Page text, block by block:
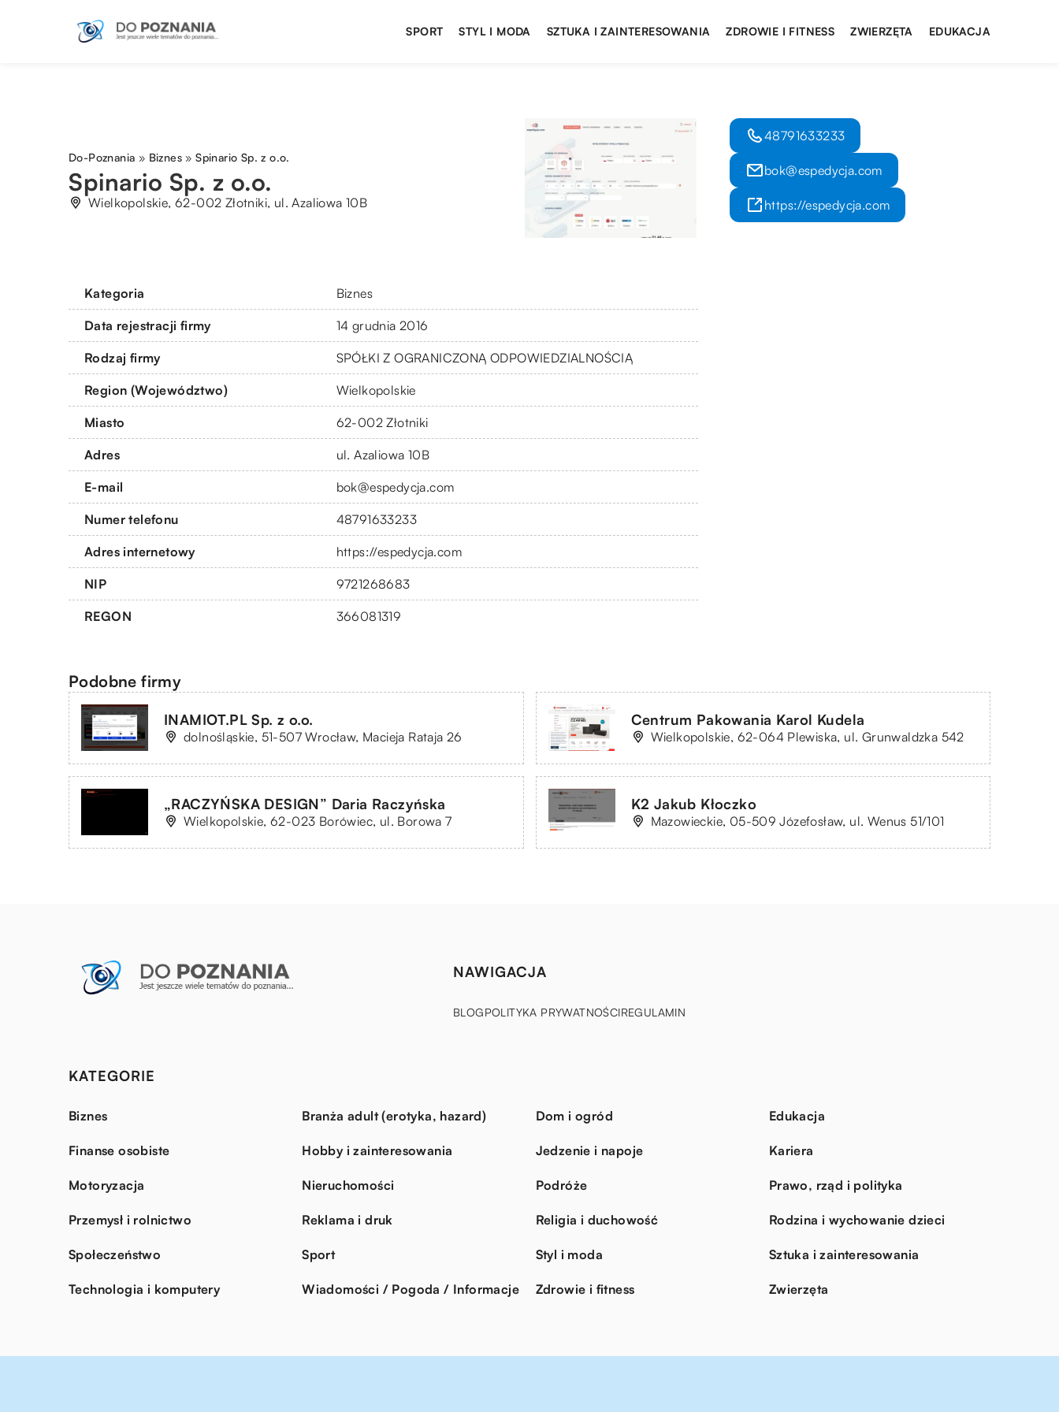
SPORT STYL I MODA SZTUKA I ZAINTERESOWANIA ZDROWIE I FITNESS ZWIERZĘTA EDUKACJA
Do-Poznania » Biznes »Spinario Sp. z o.o.
Spinario Sp. z o.o.
Wielkopolskie, 62-002 Złotniki, ul. Azaliowa 10B
Kategoria Biznes
Data rejestracji firmy 14 grudnia 2016
Rodzaj firmy SPÓŁKI Z OGRANICZONĄ ODPOWIEDZIALNOŚCIĄ
Region (Województwo) Wielkopolskie
Miasto 62-002 Złotniki
Adres ul. Azaliowa 10B
E-mail bok@espedycja.com
Numer telefonu 48791633233
Adres internetowy https://espedycja.com
NIP 9721268683
REGON 366081319
48791633233
bok@espedycja.com
https://espedycja.com
Podobne firmy
INAMIOT.PL Sp. z o.o.
dolnośląskie, 51-507 Wrocław, Macieja Rataja 26
Centrum Pakowania Karol Kudela
Wielkopolskie, 62-064 Plewiska, ul. Grunwaldzka 542
„RACZYŃSKA DESIGN” Daria Raczyńska
Wielkopolskie, 62-023 Borówiec, ul. Borowa 7
K2 Jakub Kłoczko
Mazowieckie, 05-509 Józefosław, ul. Wenus 51/101
NAWIGACJA
BLOGPOLITYKA PRYWATNOŚCIREGULAMIN
KATEGORIE
Biznes Branża adult (erotyka, hazard) Dom i ogród Edukacja
Finanse osobiste Hobby i zainteresowania Jedzenie i napoje Kariera
Motoryzacja Nieruchomości Podróże Prawo, rząd i polityka
Przemysł i rolnictwo Reklama i druk Religia i duchowość Rodzina i wychowanie dzieci
Społeczeństwo Sport Styl i moda Sztuka i zainteresowania
Technologia i komputery Wiadomości / Pogoda / Informacje Zdrowie i fitness Zwierzęta